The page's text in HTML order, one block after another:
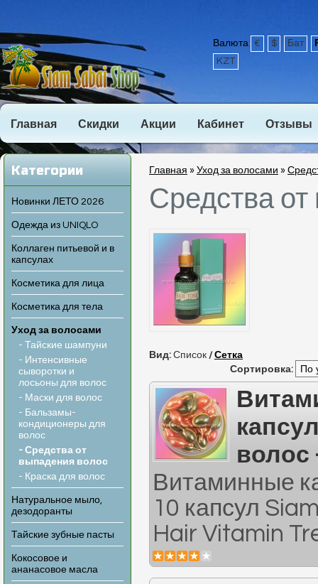
Валюта € $ Бат
KZT
Главная Скидки Акции Кабинет Отзывы
Категории
Новинки ЛЕТО 2026
Одежда из UNIQLO
Коллаген питьевой и в
капсулах
Косметика для лица
Косметика для тела
Уход за волосами
- Тайские шампуни
- Интенсивные
сыворотки и
лосьоны для волос
- Маски для волос
- Бальзамы-
кондиционеры для
волос
- Средства от
выпадения волос
- Краска для волос
Натуральное мыло,
дезодоранты
Тайские зубные пасты
Кокосовое и
ананасовое масла
Главная » Уход за волосами »
Средства
Вид: Список / Сетка
Сортировка:
волос
Витаминные
10 капсул
Hair Vitamin